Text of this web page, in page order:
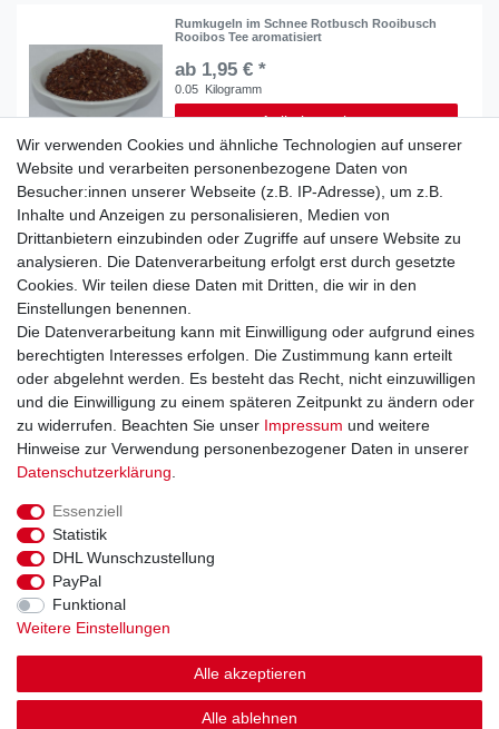
Rumkugeln im Schnee Rotbusch Rooibusch
Rooibos Tee aromatisiert
ab 1,95 € *
0.05 Kilogramm
Artikel anzeigen
*inkl. ges. MwSt.zzgl.Versandkosten
Winterfreude Rooibos- Rotbuschtee
aromatisiert Mandel-Orange Geschmack
ab 2,40 € *
0.05 Kilogramm | 48,00 € / Kilogramm
inkl. ges. MwSt.zzgl. Versandkosten
Schnelle Lieferung
Ab 49,00€ Kostenloser Versand in Deutschland
Impressum
Widerrufs­recht Vertrag widerrufen Kontakt
Wir verwenden Cookies und ähnliche Technologien auf unserer
Website und verarbeiten personenbezogene Daten von
Besucher:innen unserer Webseite (z.B. IP-Adresse), um z.B.
Inhalte und Anzeigen zu personalisieren, Medien von
Drittanbietern einzubinden oder Zugriffe auf unsere Website zu
analysieren. Die Datenverarbeitung erfolgt erst durch gesetzte
Cookies. Wir teilen diese Daten mit Dritten, die wir in den
Einstellungen benennen.
Die Datenverarbeitung kann mit Einwilligung oder aufgrund eines
berechtigten Interesses erfolgen. Die Zustimmung kann erteilt
oder abgelehnt werden. Es besteht das Recht, nicht einzuwilligen
und die Einwilligung zu einem späteren Zeitpunkt zu ändern oder
zu widerrufen. Beachten Sie unser Impressum und weitere
Hinweise zur Verwendung personenbezogener Daten in unserer
Daten­schutz­erklärung
Essenziell
Statistik
DHL Wunschzustellung
PayPal
Funktional
Weitere Einstellungen
Alle akzeptieren
Alle ablehnen